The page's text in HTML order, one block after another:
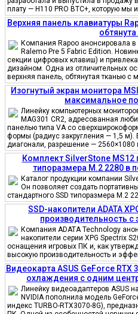
плату — H110 PRO BTC+, которую мы
Верхняя панель клавиатуры
Компания Rapoo анонсировала
Ralemo Pre 5 Fabric Edition.
секции цифровых клавиш) и
дизайном. Одна из отличительных
верхняя панель, обтянутая тканью
Изогнутый экран монитора
максимальное
Линейку компьютерных
MAG301 CR2, адресованная
панелью типа VA со
формы (радиус закругления — 1,5
диагонали, разрешение — 2560×1080
Комплект SilverStone MS12
типоразмера M.2 2280 в
Каталог продукции компании
Он позволяет создать
стандартного SSD типоразмера M.2
SSD-накопители ADATA
производительность
Компания ADATA Technology
накопители серии XPG Spectrix
оснащения игровых ПК и, как
высокую производительность и
Видеокарта ASUS GeForce
охлаждения с одним
Линейку видеоадаптеров ASUS
NVIDIA пополнила модель
индекс TURBO-RTX3070-8G),